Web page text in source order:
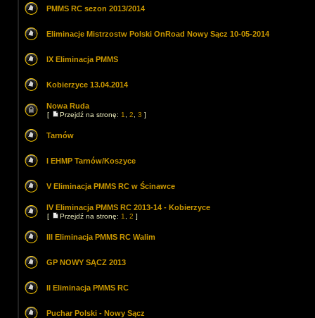
PMMS RC sezon 2013/2014
Eliminacje Mistrzostw Polski OnRoad Nowy Sącz 10-05-2014
IX Eliminacja PMMS
Kobierzyce 13.04.2014
Nowa Ruda
[ Przejdź na stronę: 1 2 3 ]
Tarnów
I EHMP Tarnów/Koszyce
V Eliminacja PMMS RC w Ścinawce
IV Eliminacja PMMS RC 2013-14 - Kobierzyce
[ Przejdź na stronę: 1 2 ]
III Eliminacja PMMS RC Walim
GP NOWY SĄCZ 2013
II Eliminacja PMMS RC
Puchar Polski - Nowy Sącz